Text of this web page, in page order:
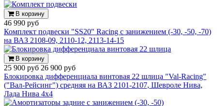
В корзину
46 990 руб
Комплект подвески "SS20" Racing с занижением (-30, -50, -70)
на ВАЗ 2108-09, 2110-12, 2113-14-15
В корзину
25 900 руб 26 900 руб
Блокировка дифференциала винтовая 22 шлица "Val-Racing"
("Вал-Рейсинг") средняя на ВАЗ 2101-2107, Шевроле Нива,
Лада Нива 4х4